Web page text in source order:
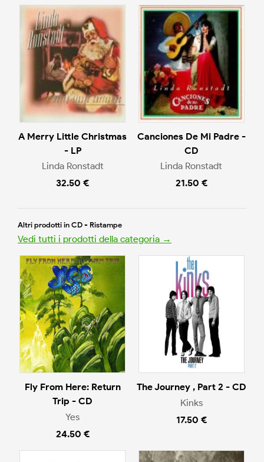
A Merry Little Christmas
- LP
Linda Ronstadt
32.50 €
Canciones De Mi Padre -
CD
Linda Ronstadt
21.50 €
Altri prodotti in CD - Ristampe
Vedi tutti i prodotti della categoria →
Fly From Here: Return
Trip - CD
Yes
24.50 €
The Journey , Part 2 - CD
Kinks
17.50 €